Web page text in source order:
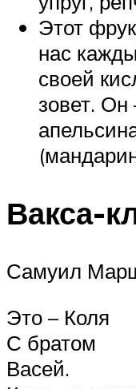
Этот
нас
своей
зовет.
Вакса-
Самуил
Это – Коля
С братом
Васей.